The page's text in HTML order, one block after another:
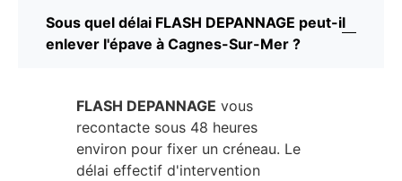
Sous quel délai FLASH DEPANNAGE peut-il
enlever l'épave à Cagnes-Sur-Mer ?
FLASH DEPANNAGE vous
recontacte sous 48 heures
environ pour fixer un créneau. Le
délai effectif d'intervention